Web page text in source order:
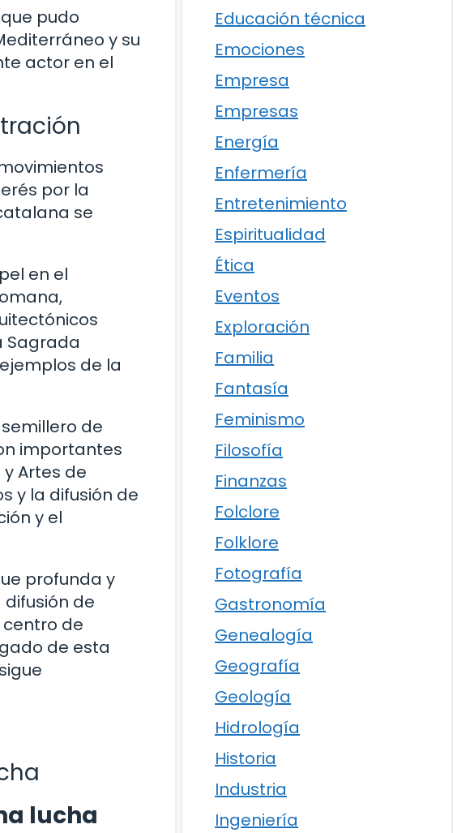
pudo
y su
actor en el
por la
se
en el
Sagrada
de la
de
importantes
Artes de
y la difusión de
y el
profunda y
de
de
de esta
lucha
Educación técnica
Emociones
Empresa
Empresas
Energía
Enfermería
Entretenimiento
Espiritualidad
Ética
Eventos
Exploración
Familia
Fantasía
Feminismo
Filosofía
Finanzas
Folclore
Folklore
Fotografía
Gastronomía
Genealogía
Geografía
Geología
Hidrología
Historia
Industria
Ingeniería